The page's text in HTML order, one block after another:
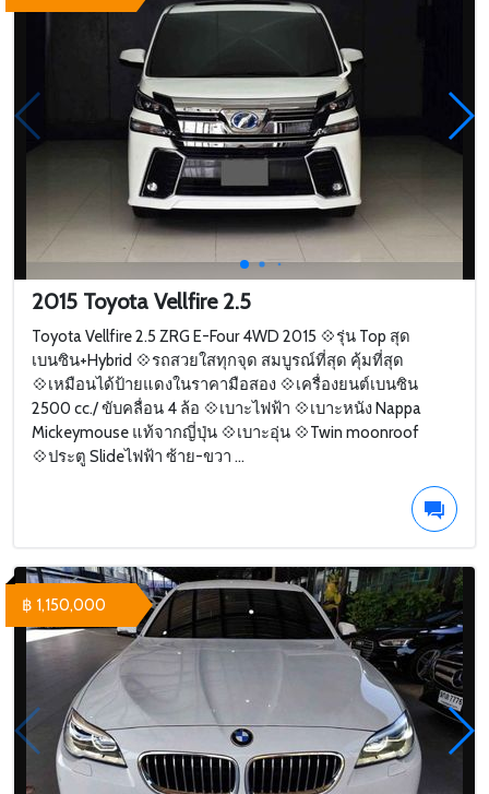
2015 Toyota Vellfire 2.5
Toyota Vellfire 2.5 ZRG E-Four 4WD 2015 💠รุ่น Top สุด
เบนซิน+Hybrid 💠รถสวยใสทุกจุด สมบูรณ์ที่สุด คุ้มที่สุด
💠เหมือนได้ป้ายแดงในราคามือสอง 💠เครื่องยนต์เบนซิน
2500 cc./ ขับคลื่อน 4 ล้อ 💠เบาะไฟฟ้า 💠เบาะหนัง Nappa
Mickeymouse แท้จากญี่ปุ่น 💠เบาะอุ่น 💠Twin moonroof
💠ประตู Slideไฟฟ้า ซ้าย-ขวา ...
฿ 1,150,000